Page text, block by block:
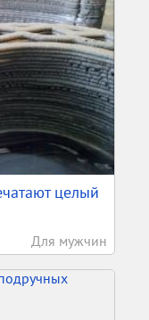
целый
Для мужчин